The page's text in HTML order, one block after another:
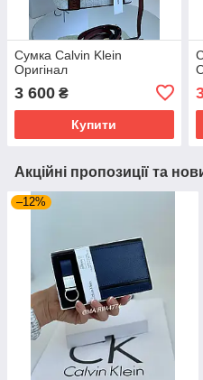
Сумка Calvin Klein
Оригінал
3 600 ₴
Купити
Акційні пропозиції та
–12%